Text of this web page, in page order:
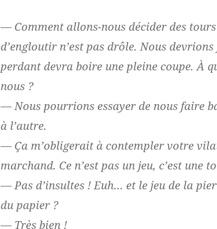
— Comment allons-nous décider des
d’engloutir n’est pas drôle. Nous
perdant devra boire une pleine coupe. À
nous ?
— Nous pourrions essayer de nous faire
à l’autre.
— Ça m’obligerait à contempler votre
marchand. Ce n’est pas un jeu, c’est une
— Pas d’insultes ! Euh… et le jeu de la
du papier ?
— Très bien !